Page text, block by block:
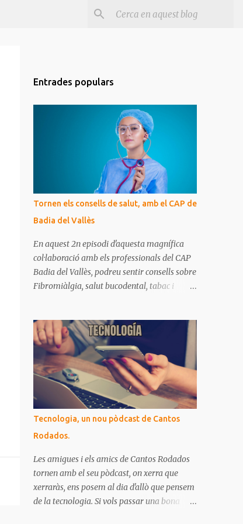
Entrades populars
Tornen els consells de salut, amb el CAP de
Badia del Vallès
En aquest 2n episodi d'aquesta magnífica
col·laboració amb els professionals del CAP
Badia del Vallès, podreu sentir consells sobre
Fibromiàlgia, salut bucodental, tabac i
recopilat. Són missatges clars i senzills
d'entendre, on podrem aprendre coses per
gaudir de bona salut.
Tecnologia, un nou pòdcast de Cantos
Rodados.
Les amigues i els amics de Cantos Rodados
tornen amb el seu pòdcast, on xerra que
xerraràs, ens posem al dia d'allò que pensem
de la tecnologia. Si vols passar una bona